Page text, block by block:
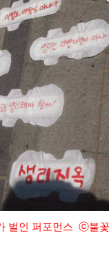
벌인 퍼포먼스 ⓒ불